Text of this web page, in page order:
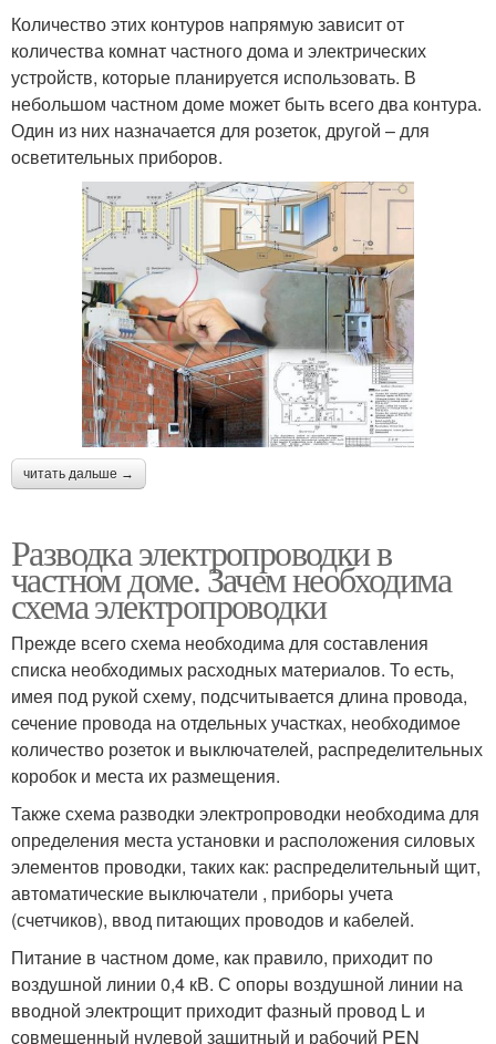
Количество этих контуров напрямую зависит от
количества комнат частного дома и электрических
устройств, которые планируется использовать. В
небольшом частном доме может быть всего два контура.
Один из них назначается для розеток, другой – для
осветительных приборов.
читать дальше →
Разводка электропроводки в
частном доме. Зачем необходима
схема электропроводки
Прежде всего схема необходима для составления
списка необходимых расходных материалов. То есть,
имея под рукой схему, подсчитывается длина провода,
сечение провода на отдельных участках, необходимое
количество розеток и выключателей, распределительных
коробок и места их размещения.
Также схема разводки электропроводки необходима для
определения места установки и расположения силовых
элементов проводки, таких как: распределительный щит,
автоматические выключатели , приборы учета
(счетчиков), ввод питающих проводов и кабелей.
Питание в частном доме, как правило, приходит по
воздушной линии 0,4 кВ. С опоры воздушной линии на
вводной электрощит приходит фазный провод L и
совмещенный нулевой защитный и рабочий PEN